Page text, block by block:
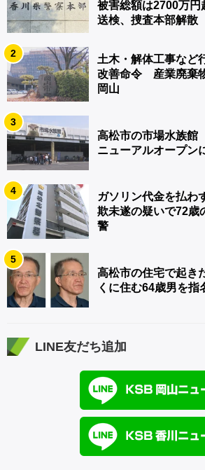
被害総額は2700万
送検、捜査本部解散
2
土木・解体工事など
改善命令 産業廃棄
岡山
3
高松市の市場水族
ニューアルオープン
4
ガソリン代金を払
欺未遂の疑いで72
警
5
高松市の住宅で起
くに住む64歳男を指
LINE友だち追加